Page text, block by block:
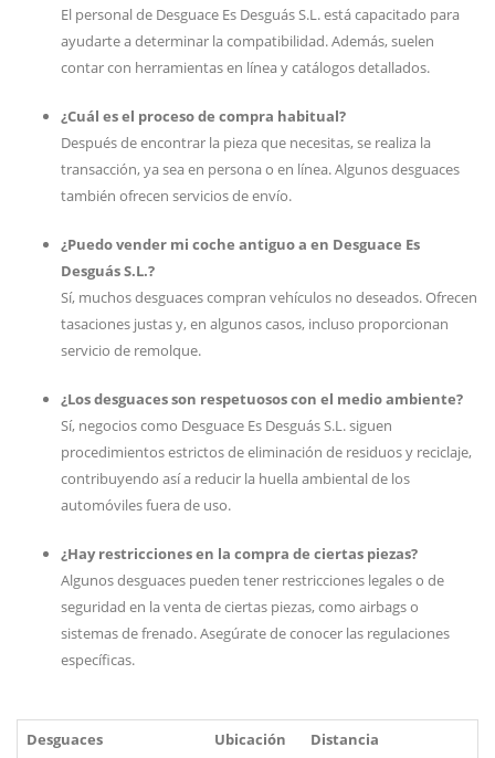
El personal de Desguace Es Desguás S.L. está capacitado para
ayudarte a determinar la compatibilidad. Además, suelen
contar con herramientas en línea y catálogos detallados.
¿Cuál es el proceso de compra habitual?
Después de encontrar la pieza que necesitas, se realiza la
transacción, ya sea en persona o en línea. Algunos desguaces
también ofrecen servicios de envío.
¿Puedo vender mi coche antiguo a en Desguace Es
Desguás S.L.?
Sí, muchos desguaces compran vehículos no deseados. Ofrecen
tasaciones justas y, en algunos casos, incluso proporcionan
servicio de remolque.
¿Los desguaces son respetuosos con el medio ambiente?
Sí, negocios como Desguace Es Desguás S.L. siguen
procedimientos estrictos de eliminación de residuos y reciclaje,
contribuyendo así a reducir la huella ambiental de los
automóviles fuera de uso.
¿Hay restricciones en la compra de ciertas piezas?
Algunos desguaces pueden tener restricciones legales o de
seguridad en la venta de ciertas piezas, como airbags o
sistemas de frenado. Asegúrate de conocer las regulaciones
específicas.
Desguaces Ubicación
Distancia